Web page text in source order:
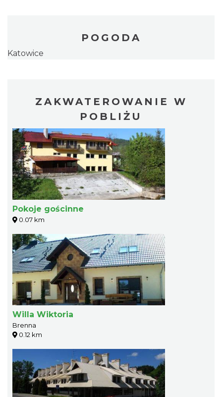
POGODA
Katowice
ZAKWATEROWANIE W
POBLIŻU
Pokoje gościnne
0.07 km
Willa Wiktoria
Brenna
0.12 km